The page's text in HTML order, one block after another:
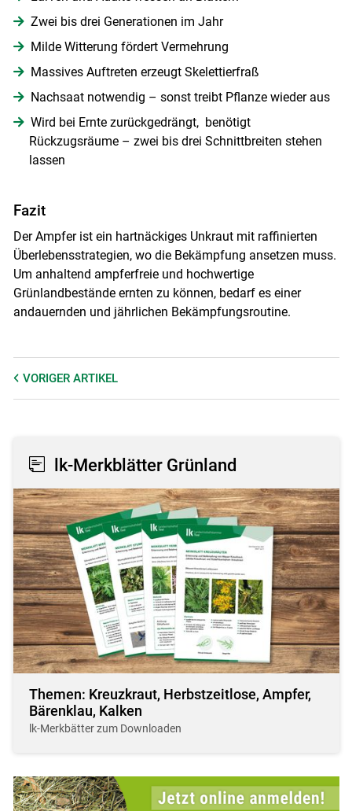
Zwei bis drei Generationen im Jahr
Milde Witterung fördert Vermehrung
Massives Auftreten erzeugt Skelettierfraß
Nachsaat notwendig – sonst treibt Pflanze wieder aus
Wird bei Ernte zurückgedrängt, benötigt
Rückzugsräume – zwei bis drei Schnittbreiten stehen
lassen
Fazit
Der Ampfer ist ein hartnäckiges Unkraut mit raffinierten
Überlebensstrategien, wo die Bekämpfung ansetzen muss.
Um anhaltend ampferfreie und hochwertige
Grünlandbestände ernten zu können, bedarf es einer
andauernden und jährlichen Bekämpfungsroutine.
VORIGER ARTIKEL
lk-Merkblätter Grünland
Themen: Kreuzkraut, Herbstzeitlose, Ampfer,
Bärenklau, Kalken
lk-Merkbätter zum Downloaden